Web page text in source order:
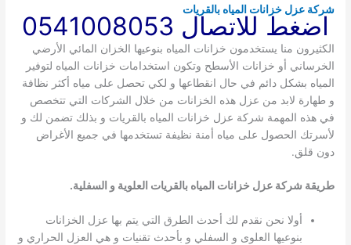
شركة عزل خزانات المياه بالقريات
اضغط للاتصال 0541008053
الكثيرون منا يستخدمون خزانات المياه بنوعيها الخزان المائي الأرضي
الخرساني أو خزانات الأسطح وتكون استخدامات خزانات المياه لتوفير
المياه بشكل دائم في حال انقطاعها و لكي تحصل على مياه أكثر نظافة
و طهارة لابد من عزل هذه الخزانات من خلال الشركات التي تتخصص
في هذه المهمة شركة عزل خزانات المياه بالقريات و بذلك تضمن لك و
لأسرتك الحصول على مياه أمنة نظيفة تستخدمها في جميع الأغراض
دون قلق.
طريقة شركة عزل خزانات المياه بالقريات العلوية و السفلية.
أولا نحن نقدم لك أحدث الطرق التي يتم بها عزل الخزانات
بنوعيها العلوى و السفلي و بأحدث تقنيات و هي العزل الحراري و